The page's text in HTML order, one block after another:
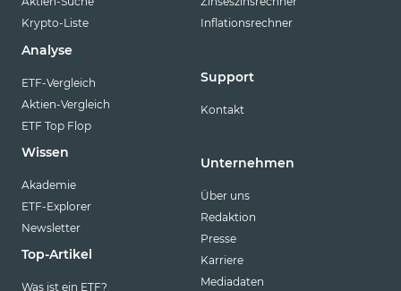
Krypto-Liste
Analyse
ETF-Vergleich
Aktien-Vergleich
ETF Top Flop
Wissen
Akademie
ETF-Explorer
Newsletter
Top-Artikel
Was ist ein ETF?
Inflationsrechner
Support
Kontakt
Unternehmen
Über uns
Redaktion
Presse
Karriere
Mediadaten